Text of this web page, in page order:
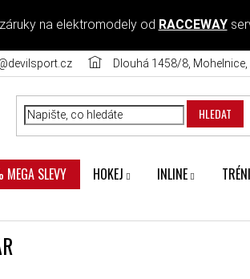
na elektromodely od RACCEWAY
Dlouhá 1458/8, Mohelnice,
HLEDAT
MEGA SLEVY HOKEJ INLINE